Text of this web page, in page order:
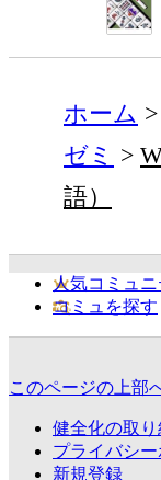
ホーム
ゼミ
語）
人気コミュニ
コミュを探す
このページの上部
健全化の取り
プライバシ
新規登録